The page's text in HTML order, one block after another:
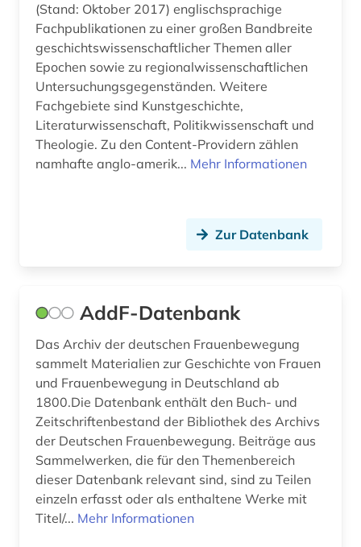
brief (1)
briefsammlung (1)
british academy (1)
bruttoinlandsprodukt (1)
bundeskanzler (1)
bundeskanzleramt (1)
bundesregierung (3)
bundesrepublik deutschland (1)
bundesstiftung zur aufarbeitung der sed-
diktatur (1)
(Stand: Oktober 2017) englischsprachige
Fachpublikationen zu einer großen Bandbreite
geschichtswissenschaftlicher Themen aller
Epochen sowie zu regionalwissenschaftlichen
Untersuchungsgegenständen. Weitere
Fachgebiete sind Kunstgeschichte,
Literaturwissenschaft, Politikwissenschaft und
Theologie. Zu den Content-Providern zählen
namhafte anglo-amerik... Mehr Informationen
Zur Datenbank
AddF-Datenbank
Das Archiv der deutschen Frauenbewegung
sammelt Materialien zur Geschichte von Frauen
und Frauenbewegung in Deutschland ab
1800.Die Datenbank enthält den Buch- und
Zeitschriftenbestand der Bibliothek des Archivs
der Deutschen Frauenbewegung. Beiträge aus
Sammelwerken, die für den Themenbereich
dieser Datenbank relevant sind, sind zu Teilen
einzeln erfasst oder als enthaltene Werke mit
Titel/... Mehr Informationen